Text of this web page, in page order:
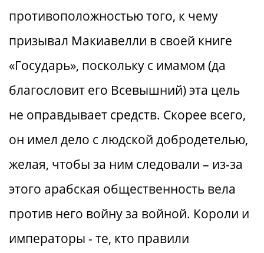
противоположностью того, к чему
призывал Макиавелли в своей книге
«Государь», поскольку с имамом (да
благословит его Всевышний) эта цель
не оправдывает средств. Скорее всего,
он имел дело с людской добродетелью,
желая, чтобы за ним следовали – из-за
этого арабская общественность вела
против него войну за войной. Короли и
императоры - те, кто правили